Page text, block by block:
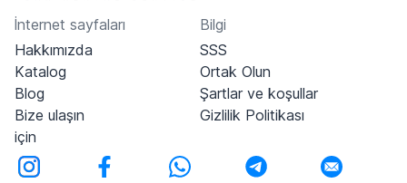
İnternet sayfaları
Hakkımızda
Katalog
Blog
Bize ulaşın
için
Bilgi
SSS
Ortak Olun
Şartlar ve koşullar
Gizlilik Politikası